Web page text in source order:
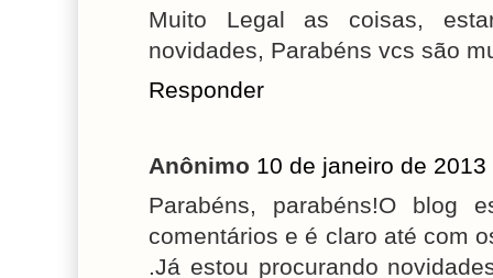
Muito Legal as coisas,
novidades, Parabéns vcs são
Responder
Anônimo 10 de janeiro de
Parabéns, parabéns!O blog
comentários e é claro até com
.Já estou procurando